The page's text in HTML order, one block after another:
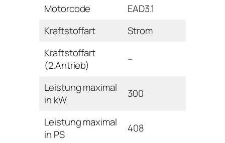
Motorcode
EAD3.1
Kraftstoffart
Strom
Kraftstoffart
(2.Antrieb)
–
Leistung maximal
in kW
300
Leistung maximal
in PS
408